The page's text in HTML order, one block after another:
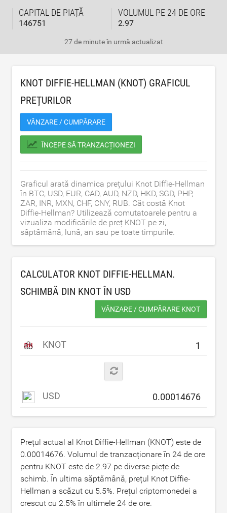
CAPITAL DE PIAȚĂ
146751
VOLUMUL PE 24 DE ORE
2.97
27 de minute în urmă actualizat
KNOT DIFFIE-HELLMAN (KNOT) GRAFICUL
PREȚURILOR
VÂNZARE / CUMPĂRARE
ÎNCEPE SĂ TRANZACȚIONEZI
Graficul arată dinamica prețului Knot Diffie-Hellman
în BTC, USD, EUR, CAD, AUD, NZD, HKD, SGD, PHP,
ZAR, INR, MXN, CHF, CNY, RUB. Cât costă Knot
Diffie-Hellman? Utilizează comutatoarele pentru a
vizualiza modificările de preț KNOT pe zi,
săptămână, lună, an sau pe toate timpurile.
CALCULATOR KNOT DIFFIE-HELLMAN.
SCHIMBĂ DIN KNOT ÎN USD
VÂNZARE / CUMPĂRARE KNOT
KNOT
USD
Prețul actual al Knot Diffie-Hellman (KNOT) este de
0.00014676. Volumul de tranzacționare în 24 de ore
pentru KNOT este de 2.97 pe diverse piețe de
schimb. În ultima săptămână, prețul Knot Diffie-
Hellman a scăzut cu 5.5%. Prețul criptomonedei a
crescut cu 2.5% în ultimele 24 de ore.